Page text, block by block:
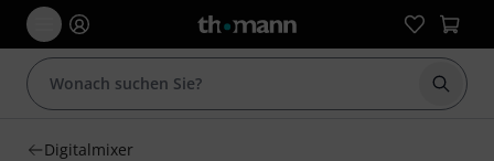
Suche
Digitalmixer